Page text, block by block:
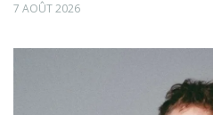
7 AOÛT 2026